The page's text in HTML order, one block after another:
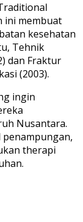
ini membuat
kesehatan
Tehnik
dan Fraktur
(2003).
ingin
Nusantara.
therapi